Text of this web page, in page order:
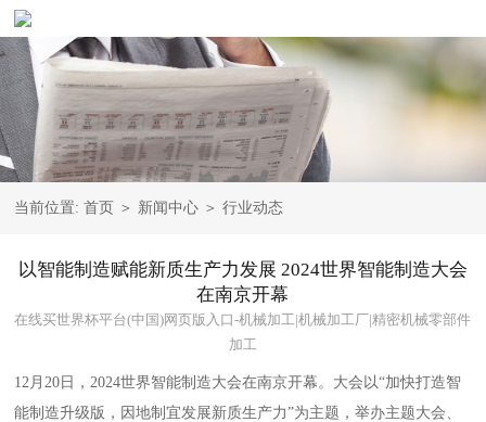
当前位置:首页 ＞ 新闻中心 ＞行业动态
以智能制造赋能新质生产力发展 2024世界智能制造大会
在南京开幕
在线买世界杯平台(中国)网页版入口-机械加工|机械加工厂|精密机械零部件
加工
12月20日，2024世界智能制造大会在南京开幕。大会以“加快打造智
能制造升级版，因地制宜发展新质生产力”为主题，举办主题大会、